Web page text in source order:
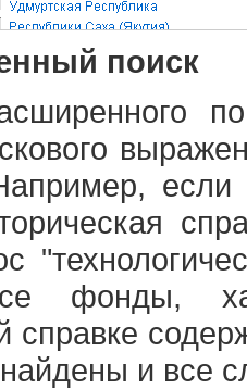
поиск
фонды,
справке
и все